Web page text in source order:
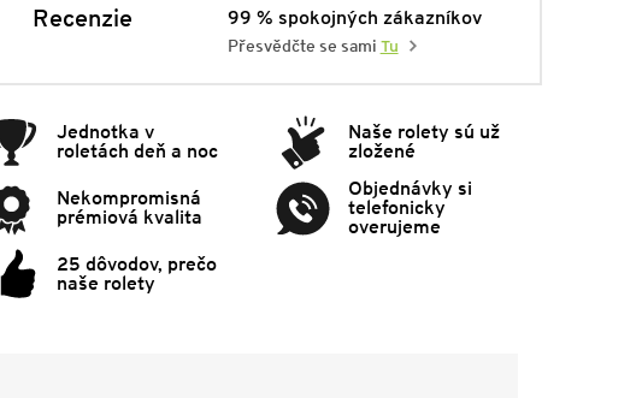
Recenzie 99 % spokojných zákazníkov
Přesvědčte se sami Tu
Jednotka v
roletách deň a noc
Naše rolety sú už
zložené
Nekompromisná
prémiová kvalita
Objednávky si
telefonicky
overujeme
25 dôvodov, prečo
naše rolety